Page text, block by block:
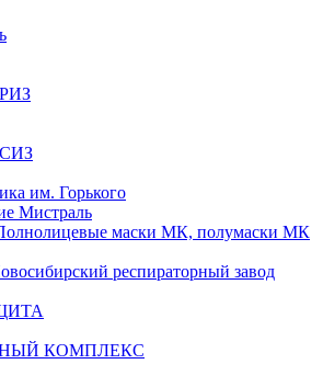
им. Горького
Мистраль
маски МК, полумаски МК
респираторный завод
КОМПЛЕКС